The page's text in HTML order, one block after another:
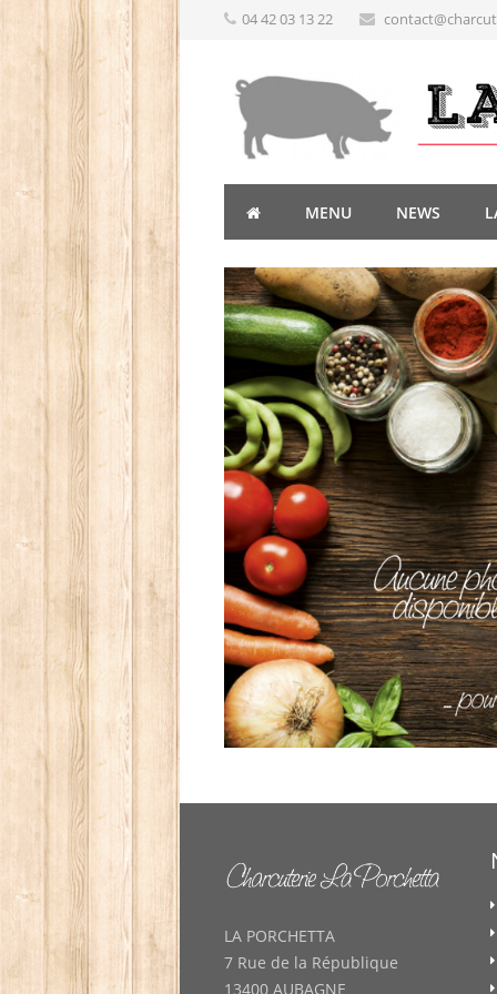
04 42 03 13 22
MENU NEWS
LA PORCHETTA
7 Rue de la République
13400 AUBAGNE